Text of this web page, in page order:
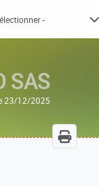
SAS
23/12/2025